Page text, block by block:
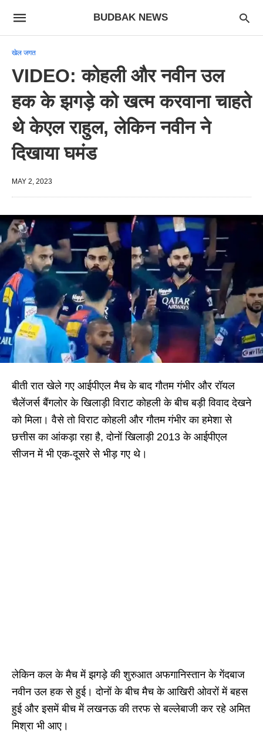
BUDBAK NEWS
खेल जगत
VIDEO: कोहली और नवीन उल
हक के झगड़े को खत्म करवाना चाहते
थे केएल राहुल, लेकिन नवीन ने
दिखाया घमंड
MAY 2, 2023
बीती रात खेले गए आईपीएल मैच के बाद गौतम गंभीर और रॉयल
चैलेंजर्स बैंगलोर के खिलाड़ी विराट कोहली के बीच बड़ी विवाद देखने
को मिला। वैसे तो विराट कोहली और गौतम गंभीर का हमेशा से
छत्तीस का आंकड़ा रहा है, दोनों खिलाड़ी 2013 के आईपीएल
सीजन में भी एक-दूसरे से भीड़ गए थे।
लेकिन कल के मैच में झगड़े की शुरुआत अफगानिस्तान के गेंदबाज
नवीन उल हक से हुई। दोनों के बीच मैच के आखिरी ओवरों में बहस
हुई और इसमें बीच में लखनऊ की तरफ से बल्लेबाजी कर रहे अमित
मिश्रा भी आए।